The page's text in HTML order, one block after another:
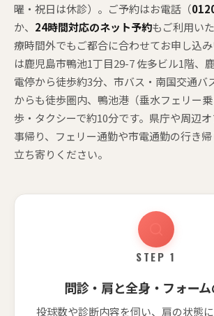
曜・祝日は休診）。ご予約はお電話（
か、 24時間対応のネット予約もご利用い
療時間外でもご都合に合わせてお申し込
は鹿児島市鴨池1丁目29-7 佐多ビル1階、
電停から徒歩約3分、市バス・南国交通バ
からも徒歩圏内、鴨池港（垂水フェリー
歩・タクシーで約10分です。県庁や周辺
事帰り、フェリー通勤や市電通勤の行き
立ち寄りください。
STEP 1
問診・肩と全身・フォー
投球数や診断内容を伺い、肩の状態